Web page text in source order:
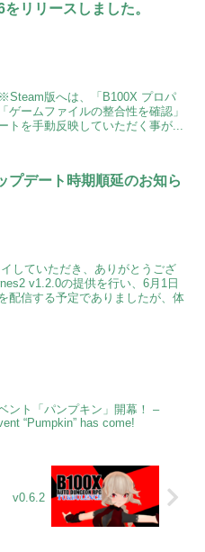
をリリースしました。
版へは、「B100X プロパ
ームファイルの整合性を確認」
トを手動反映していただく事が...
プデート時期順延のお知ら
していただき、ありがとうござ
v1.2.0の提供を行い、6月1日
配信する予定でありましたが、体
ント「パンプキン」開幕！ –
“Pumpkin” has come!
v0.6.2